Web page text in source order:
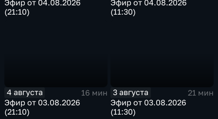
Эфир от 04.08.2026
(21:10)
Эфир от 04.08.2026
(11:30)
4 августа
16 мин
Эфир от 03.08.2026
(21:10)
3 августа
21 мин
Эфир от 03.08.2026
(11:30)